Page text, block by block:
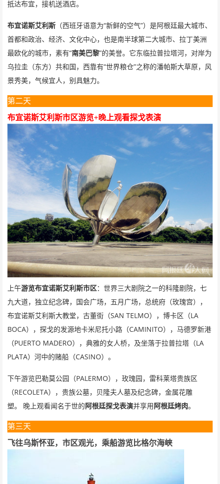
抵达布宜，接机送酒店。
布宜诺斯艾利斯 （西班牙语意为“新鲜的空气”）是阿根廷最大城市、
首都和政治、经济、文化中心，也是南半球第二大城市、拉丁美洲
最欧化的城市，素有“南美巴黎”的美誉。它东临拉普拉塔河，对岸为
乌拉圭（东方）共和国，西靠有“世界粮仓”之称的潘帕斯大草原，风
景秀美，气候宜人，别具魅力。
第二天
布宜诺斯艾利斯市区游览+晚上观看探戈表演
上午游览布宜诺斯艾利斯市区：世界三大剧院之一的科隆剧院，七
九大道，独立纪念碑，国会广场，五月广场，总统府（玫瑰宫），
布宜诺斯艾利斯大教堂，古董街（SAN TELMO），博卡区（LA
BOCA），探戈的发源地卡米尼托小路（CAMINITO），马德罗新港
（PUERTO MADERO），典雅的女人桥，及坐落于拉普拉塔（LA
PLATA）河中的赌船（CASINO）。
下午游览巴勒莫公园（PALERMO），玫瑰园，雷科莱塔贵族区
（RECOLETA），贵族公墓，贝隆夫人墓及纪念碑，金属花雕
塑。
晚上观看闻名于世的 阿根廷探戈表演并享用 阿根廷烤肉。
第三天
飞往乌斯怀亚，市区观光，乘船游览比格尔海峡